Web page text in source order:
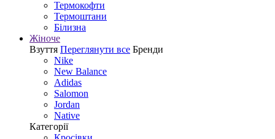
Термокофти
Термоштани
Білизна
Жіноче
Взуття Переглянути все Бренди
Nike
New Balance
Adidas
Salomon
Jordan
Native
Категорії